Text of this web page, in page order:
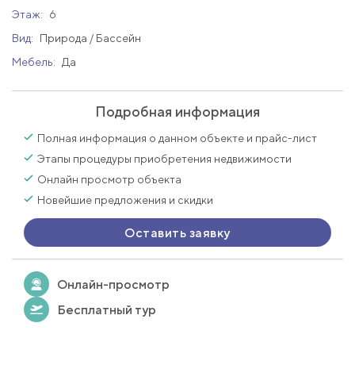
Этаж:
6
Вид:
Природа / Бассейн
Мебель:
Да
Подробная информация
Полная информация о данном объекте и прайс-лист
Этапы процедуры приобретения недвижимости
Онлайн просмотр объекта
Новейшие предложения и скидки
Оставить заявку
Онлайн-просмотр
Бесплатный тур